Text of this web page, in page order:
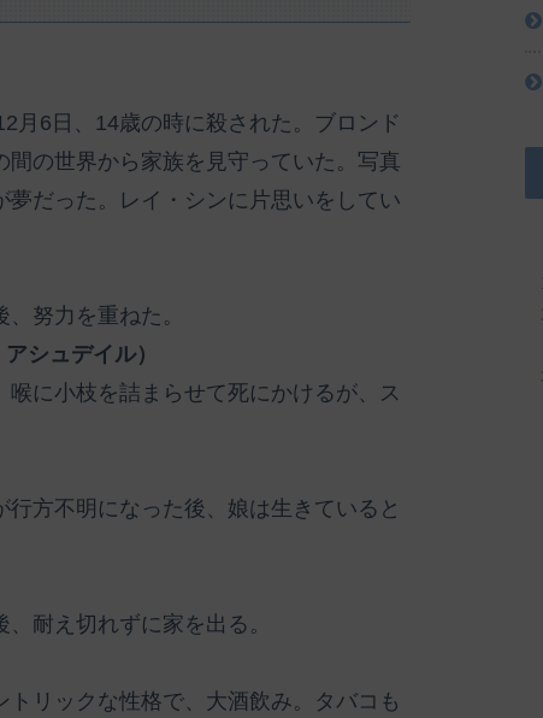
月6日、14歳の時に殺された。ブロンド
の世界から家族を見守っていた。写真
だった。レイ・シンに片思いをしてい
努力を重ねた。
シュデイル）
に小枝を詰まらせて死にかけるが、ス
方不明になった後、娘は生きていると
耐え切れずに家を出る。
リックな性格で、大酒飲み。タバコも